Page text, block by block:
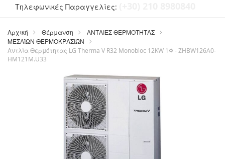
Τηλεφωνικές Παραγγελίες:
Μετάβαση
περιεχόμενο
Αρχική Θέρμανση
ΑΝΤΛΙΕΣ ΘΕΡΜΟΤΗΤΑΣ
ΜΕΣΑΊΩΝ ΘΕΡΜΟΚΡΑΣΙΏΝ
Αντλία Θερμότητας LG Therma V R32 Monobloc 12KW 1Φ - ZHBW126A0-
HM121M.U33